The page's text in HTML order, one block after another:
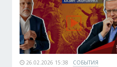
26.02.2026 15:38 СОБЫТИЯ